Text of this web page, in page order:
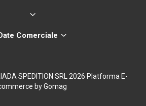
Date Comerciale
SPEDITION SRL 2026 Platforma E-
by Gomag